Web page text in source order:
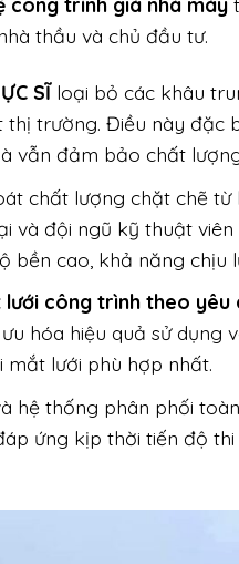
thầu và chủ đầu tư.
SĨloại bỏ các khâu
trường. Điều này đặc
vẫn đảm bảo chất
chất lượng chặt chẽ
và đội ngũ kỹ thuật
bền cao, khả năng chịu
lưới công trình theo yêu
hóa hiệu quả sử
mắt lưới phù hợp nhất.
hệ thống phân phối
ứng kịp thời tiến độ